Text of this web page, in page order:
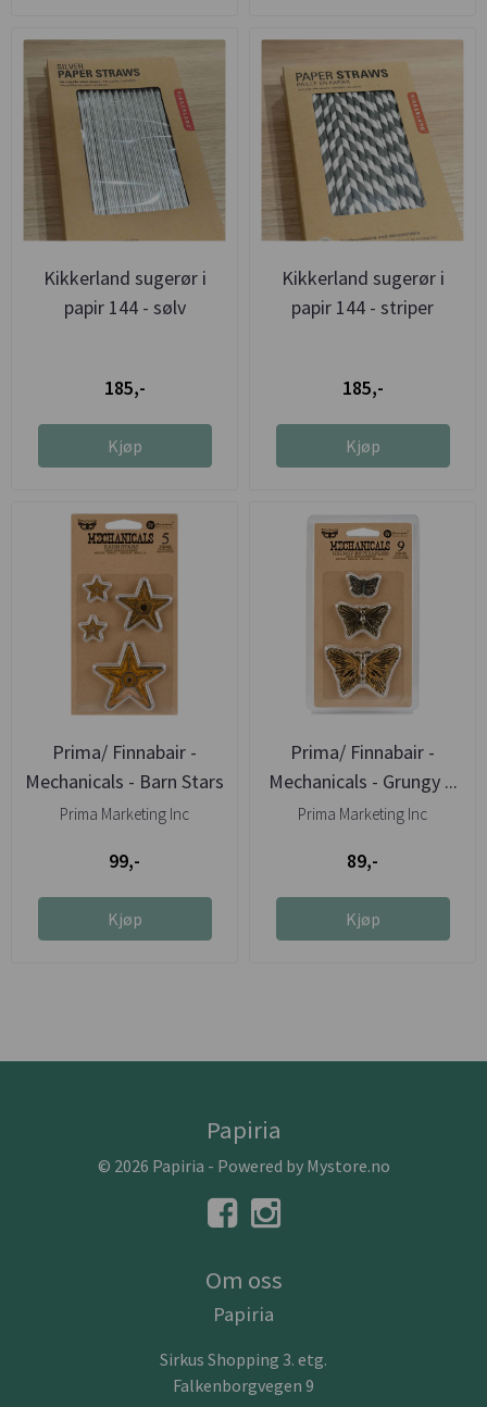
Kikkerland sugerør i
papir 144 - sølv
185,-
Kjøp
Kikkerland sugerør i
papir 144 - striper
185,-
Kjøp
Prima/ Finnabair -
Mechanicals - Barn Stars
Prima Marketing Inc
99,-
Kjøp
Prima/ Finnabair -
Mechanicals - Grungy ...
Prima Marketing Inc
89,-
Kjøp
Papiria
© 2026 Papiria - Powered by Mystore.no
Om oss
Papiria
Sirkus Shopping 3. etg.
Falkenborgvegen 9